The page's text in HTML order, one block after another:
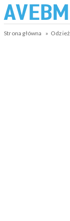
Strona główna Odzież